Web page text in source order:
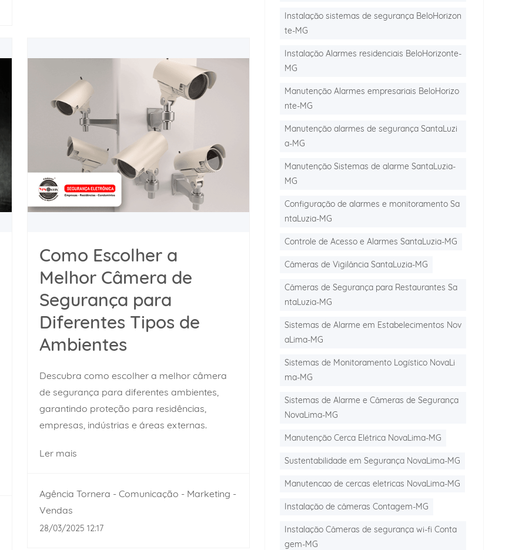
Como Escolher a
Melhor Câmera de
Segurança para
Diferentes Tipos de
Ambientes
Descubra como escolher a melhor câmera
de segurança para diferentes ambientes,
garantindo proteção para residências,
empresas, indústrias e áreas externas.
Ler mais
Agência Tornera - Comunicação - Marketing -
Vendas
28/03/2025 12:17
Instalação sistemas de segurança BeloHorizon
te-MG
Instalação Alarmes residenciais BeloHorizonte-
MG
Manutenção Alarmes empresariais BeloHorizo
nte-MG
Manutenção alarmes de segurança SantaLuzi
a-MG
Manutenção Sistemas de alarme SantaLuzia-
MG
Configuração de alarmes e monitoramento Sa
ntaLuzia-MG
Controle de Acesso e Alarmes SantaLuzia-MG
Câmeras de Vigilância SantaLuzia-MG
Câmeras de Segurança para Restaurantes Sa
ntaLuzia-MG
Sistemas de Alarme em Estabelecimentos Nov
aLima-MG
Sistemas de Monitoramento Logístico NovaLi
ma-MG
Sistemas de Alarme e Câmeras de Segurança
NovaLima-MG
Manutenção Cerca Elétrica NovaLima-MG
Sustentabilidade em Segurança NovaLima-MG
Manutencao de cercas eletricas NovaLima-MG
Instalação de câmeras Contagem-MG
Instalação Câmeras de segurança wi-fi Conta
gem-MG